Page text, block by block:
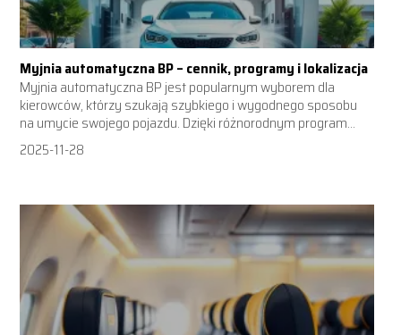
Myjnia automatyczna BP – cennik, programy i lokalizacja
Myjnia automatyczna BP jest popularnym wyborem dla
kierowców, którzy szukają szybkiego i wygodnego sposobu
na umycie swojego pojazdu. Dzięki różnorodnym program...
2025-11-28